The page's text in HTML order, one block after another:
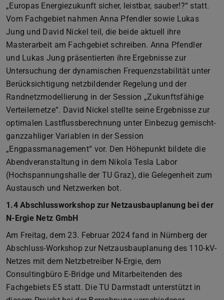
„Europas Energiezukunft sicher, leistbar, sauber!?“ statt.
Vom Fachgebiet nahmen Anna Pfendler sowie Lukas
Jung und David Nickel teil, die beide aktuell ihre
Masterarbeit am Fachgebiet schreiben. Anna Pfendler
und Lukas Jung präsentierten ihre Ergebnisse zur
Untersuchung der dynamischen Frequenzstabilität unter
Berücksichtigung netzbildender Regelung und der
Randnetzmodellierung in der Session „Zukunftsfähige
Verteilernetze“. David Nickel stellte seine Ergebnisse zur
optimalen Lastflussberechnung unter Einbezug gemischt-
ganzzahliger Variablen in der Session
„Engpassmanagement“ vor. Den Höhepunkt bildete die
Abendveranstaltung in dem Nikola Tesla Labor
(Hochspannungshalle der TU Graz), die Gelegenheit zum
Austausch und Netzwerken bot.
1.4 Abschlussworkshop zur Netzausbauplanung bei der
N-Ergie Netz GmbH
Am Freitag, dem 23. Februar 2024 fand in Nürnberg der
Abschluss-Workshop zur Netzausbauplanung des 110-kV-
Netzes mit dem Netzbetreiber N-Ergie, dem
Consultingbüro E-Bridge und Mitarbeitenden des
Fachgebiets E5 statt. Die TU Darmstadt unterstützt in